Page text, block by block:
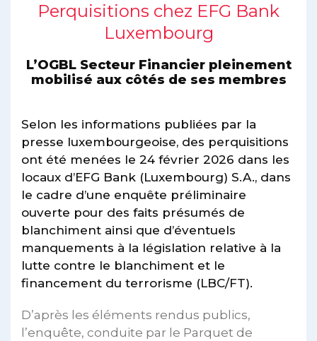
Perquisitions chez EFG Bank
Luxembourg
L’OGBL Secteur Financier pleinement
mobilisé aux côtés de ses membres
Selon les informations publiées par la
presse luxembourgeoise, des perquisitions
ont été menées le 24 février 2026 dans les
locaux d’EFG Bank (Luxembourg) S.A., dans
le cadre d’une enquête préliminaire
ouverte pour des faits présumés de
blanchiment ainsi que d’éventuels
manquements à la législation relative à la
lutte contre le blanchiment et le
financement du terrorisme (LBC/FT).
D’après les éléments rendus publics,
l’enquête, conduite par le Parquet de